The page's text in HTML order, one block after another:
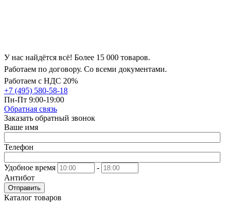
У нас найдётся всё! Более 15 000 товаров.
Работаем по договору. Со всеми документами.
Работаем с НДС 20%
+7 (495) 580-58-18
Пн-Пт 9:00-19:00
Обратная связь
Заказать обратный звонок
Ваше имя
Телефон
Удобное время
-
Антибот
Отправить
Каталог товаров